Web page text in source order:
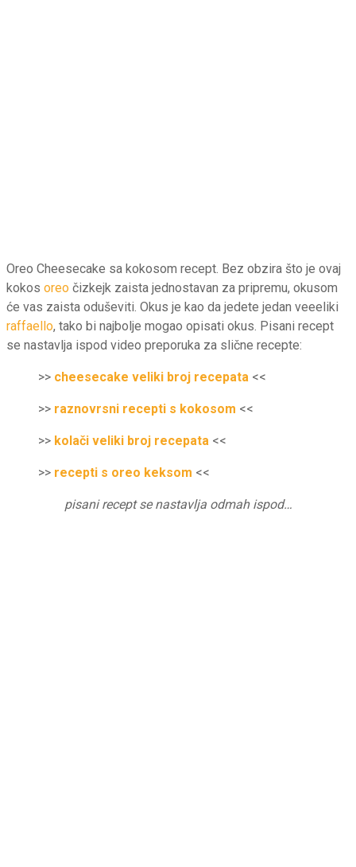
Oreo Cheesecake sa kokosom recept. Bez obzira što je ovaj
kokos oreo čizkejk zaista jednostavan za pripremu, okusom
će vas zaista oduševiti. Okus je kao da jedete jedan veeeliki
raffaello, tako bi najbolje mogao opisati okus. Pisani recept
se nastavlja ispod video preporuka za slične recepte:
>> cheesecake veliki broj recepata <<
>> raznovrsni recepti s kokosom <<
>> kolači veliki broj recepata <<
>> recepti s oreo keksom <<
pisani recept se nastavlja odmah ispod…